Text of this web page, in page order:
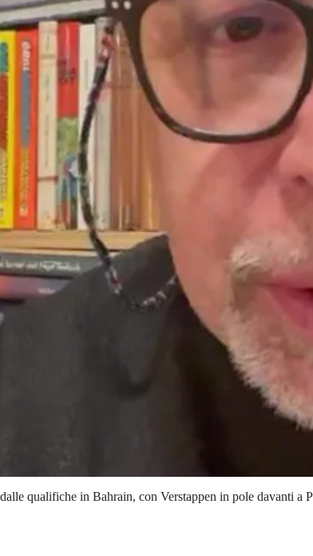
qualifiche in Bahrain, con Verstappen in pole davanti